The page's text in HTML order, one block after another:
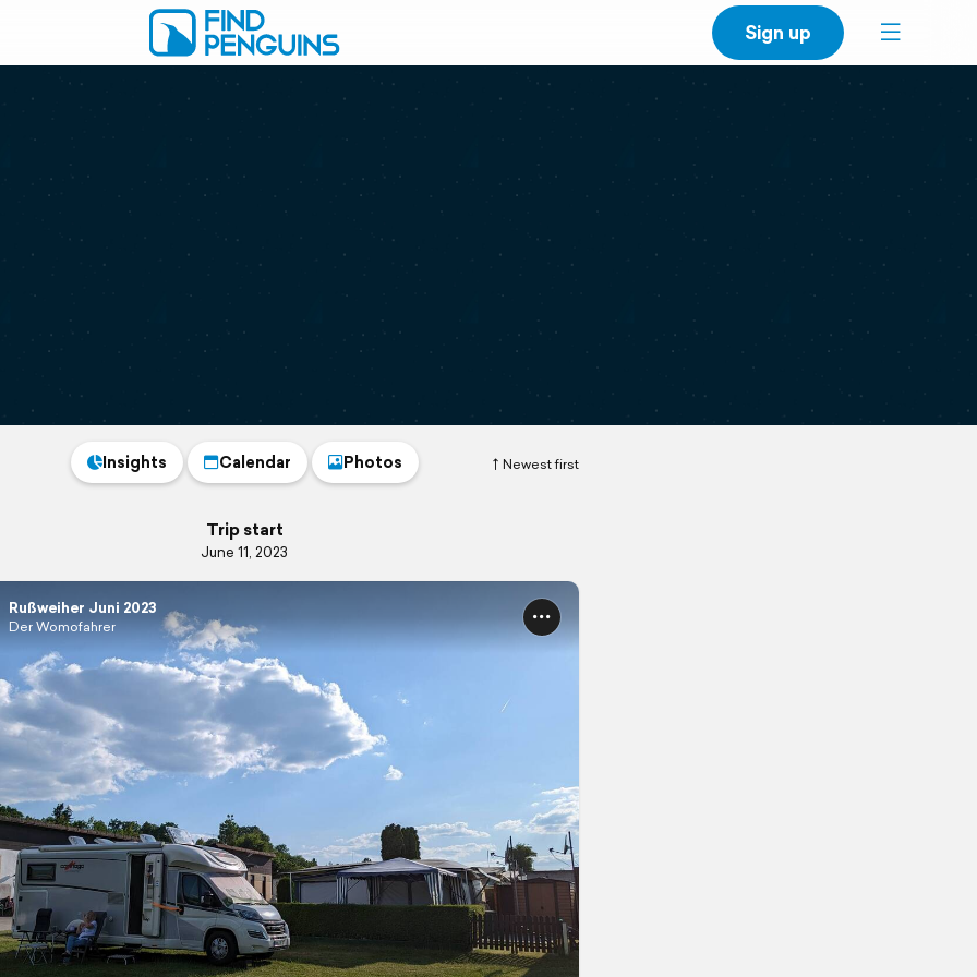
Sign up
Newest first
Insights Calendar Photos
Trip start
June 11, 2023
Rußweiher Juni 2023
Der Womofahrer